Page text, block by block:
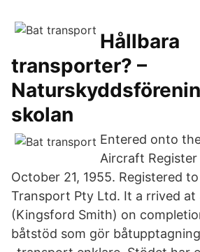
Hållbara
transporter? –
skolan
Entered onto
Aircraft Register
October 21, 1955. Registered
Transport Pty Ltd. It a rrived at
(Kingsford Smith) on
båtstöd som gör